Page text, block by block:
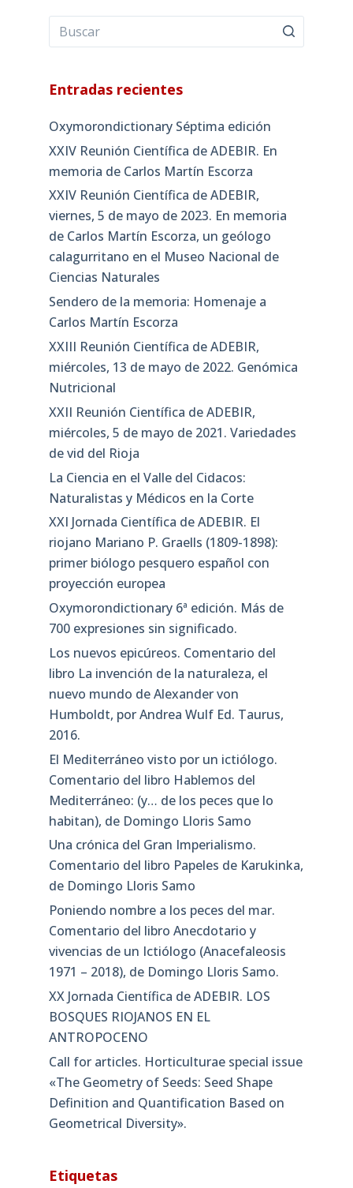
Entradas recientes
Oxymorondictionary Séptima edición
XXIV Reunión Científica de ADEBIR. En
memoria de Carlos Martín Escorza
XXIV Reunión Científica de ADEBIR,
viernes, 5 de mayo de 2023. En memoria
de Carlos Martín Escorza, un geólogo
calagurritano en el Museo Nacional de
Ciencias Naturales
Sendero de la memoria: Homenaje a
Carlos Martín Escorza
XXIII Reunión Científica de ADEBIR,
miércoles, 13 de mayo de 2022. Genómica
Nutricional
XXII Reunión Científica de ADEBIR,
miércoles, 5 de mayo de 2021. Variedades
de vid del Rioja
La Ciencia en el Valle del Cidacos:
Naturalistas y Médicos en la Corte
XXI Jornada Científica de ADEBIR. El
riojano Mariano P. Graells (1809-1898):
primer biólogo pesquero español con
proyección europea
Oxymorondictionary 6ª edición. Más de
700 expresiones sin significado.
Los nuevos epicúreos. Comentario del
libro La invención de la naturaleza, el
nuevo mundo de Alexander von
Humboldt, por Andrea Wulf Ed. Taurus,
2016.
El Mediterráneo visto por un ictiólogo.
Comentario del libro Hablemos del
Mediterráneo: (y… de los peces que lo
habitan), de Domingo Lloris Samo
Una crónica del Gran Imperialismo.
Comentario del libro Papeles de Karukinka,
de Domingo Lloris Samo
Poniendo nombre a los peces del mar.
Comentario del libro Anecdotario y
vivencias de un Ictiólogo (Anacefaleosis
1971 – 2018), de Domingo Lloris Samo.
XX Jornada Científica de ADEBIR. LOS
BOSQUES RIOJANOS EN EL
ANTROPOCENO
Call for articles. Horticulturae special issue
«The Geometry of Seeds: Seed Shape
Definition and Quantification Based on
Geometrical Diversity»​.
Etiquetas